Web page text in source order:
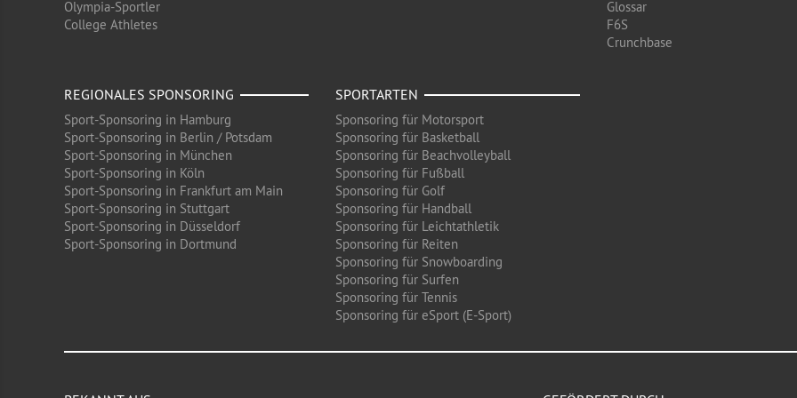
Olympia-Sportler
College Athletes
Glossar
F6S
Crunchbase
REGIONALES SPONSORING
Sport-Sponsoring in Hamburg
Sport-Sponsoring in Berlin / Potsdam
Sport-Sponsoring in München
Sport-Sponsoring in Köln
Sport-Sponsoring in Frankfurt am Main
Sport-Sponsoring in Stuttgart
Sport-Sponsoring in Düsseldorf
Sport-Sponsoring in Dortmund
SPORTARTEN
Sponsoring für Motorsport
Sponsoring für Basketball
Sponsoring für Beachvolleyball
Sponsoring für Fußball
Sponsoring für Golf
Sponsoring für Handball
Sponsoring für Leichtathletik
Sponsoring für Reiten
Sponsoring für Snowboarding
Sponsoring für Surfen
Sponsoring für Tennis
Sponsoring für eSport (E-Sport)